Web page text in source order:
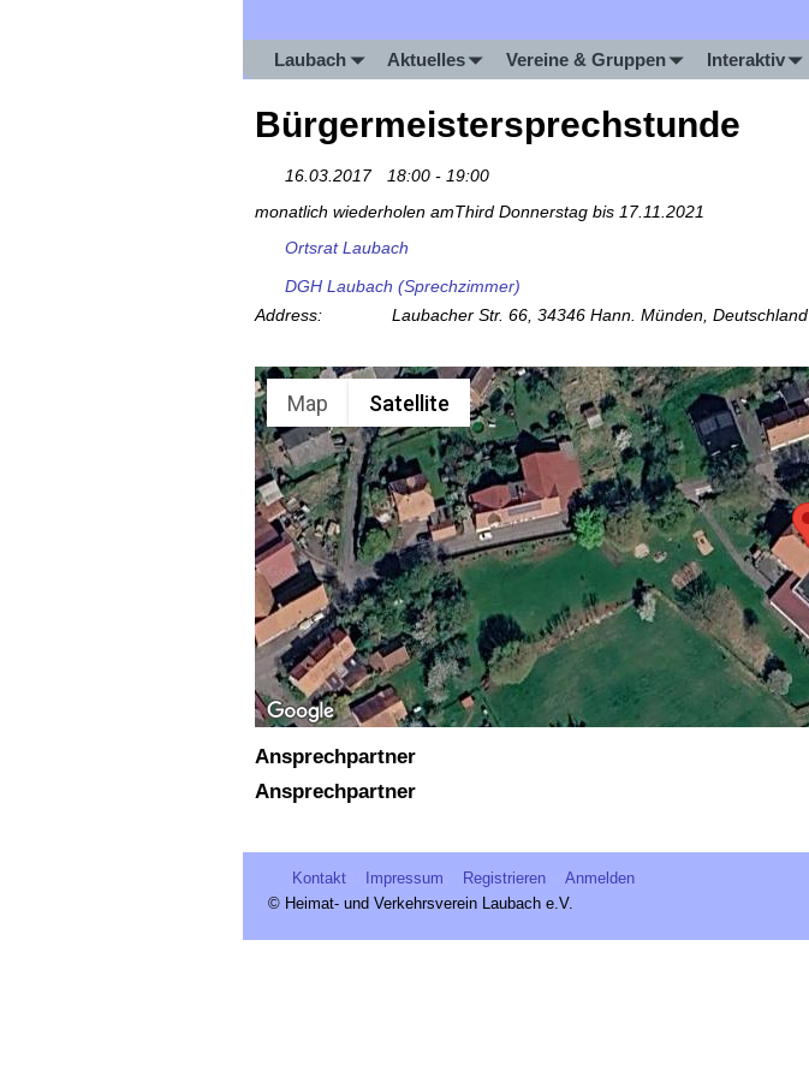
Laubach Aktuelles Vereine & Gruppen Interaktiv
Bürgermeistersprechstunde
16.03.2017
18:00 - 19:00
monatlich wiederholen amThird Donnerstag bis 17.11.2021
Ortsrat Laubach
DGH Laubach (Sprechzimmer)
Address:
Laubacher Str. 66, 34346 Hann. Münden, Deutschland
Map Satellite
Ansprechpartner
Ansprechpartner
Kontakt Impressum Registrieren
Anmelden
© Heimat- und Verkehrsverein Laubach e.V.